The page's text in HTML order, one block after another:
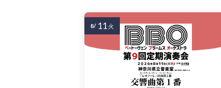
8/ 11 火